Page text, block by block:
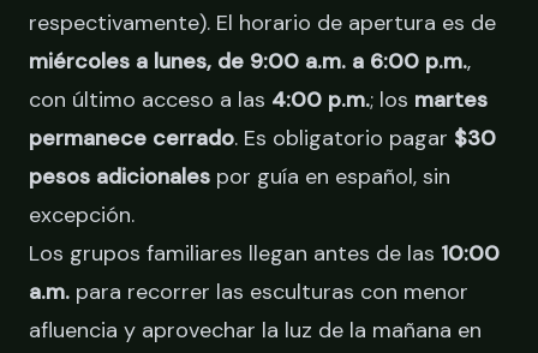
respectivamente). El horario de apertura es de
miércoles a lunes, de 9:00 a.m. a 6:00 p.m.,
con último acceso a las 4:00 p.m.; los martes
permanece cerrado. Es obligatorio pagar $30
pesos adicionales por guía en español, sin
excepción.
Los grupos familiares llegan antes de las 10:00
a.m. para recorrer las esculturas con menor
afluencia y aprovechar la luz de la mañana en